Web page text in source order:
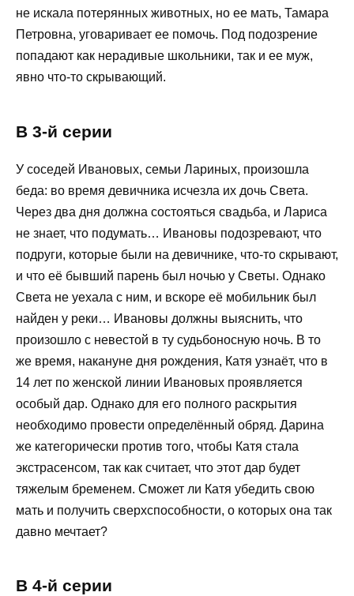
не искала потерянных животных, но ее мать, Тамара
Петровна, уговаривает ее помочь. Под подозрение
попадают как нерадивые школьники, так и ее муж,
явно что-то скрывающий.
В 3-й серии
У соседей Ивановых, семьи Лариных, произошла
беда: во время девичника исчезла их дочь Света.
Через два дня должна состояться свадьба, и Лариса
не знает, что подумать… Ивановы подозревают, что
подруги, которые были на девичнике, что-то скрывают,
и что её бывший парень был ночью у Светы. Однако
Света не уехала с ним, и вскоре её мобильник был
найден у реки… Ивановы должны выяснить, что
произошло с невестой в ту судьбоносную ночь. В то
же время, накануне дня рождения, Катя узнаёт, что в
14 лет по женской линии Ивановых проявляется
особый дар. Однако для его полного раскрытия
необходимо провести определённый обряд. Дарина
же категорически против того, чтобы Катя стала
экстрасенсом, так как считает, что этот дар будет
тяжелым бременем. Сможет ли Катя убедить свою
мать и получить сверхспособности, о которых она так
давно мечтает?
В 4-й серии